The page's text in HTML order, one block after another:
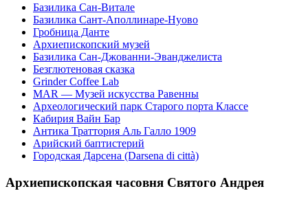
Базилика Сан-Витале
Базилика Сант-Аполлинаре-Нуово
Гробница Данте
Архиепископский музей
Базилика Сан-Джованни-Эванджелиста
Безглютеновая сказка
Grinder Coffee Lab
MAR — Музей искусства Равенны
Археологический парк Старого порта Классе
Кабирия Вайн Бар
Антика Траттория Аль Галло 1909
Арийский баптистерий
Городская Дарсена (Darsena di città)
Архиепископская часовня Святого Андрея